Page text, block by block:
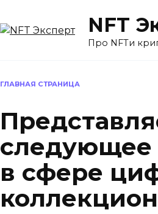
NFT
Про NFTи
ГЛАВНАЯ СТРАНИЦА
следующее
в сфере